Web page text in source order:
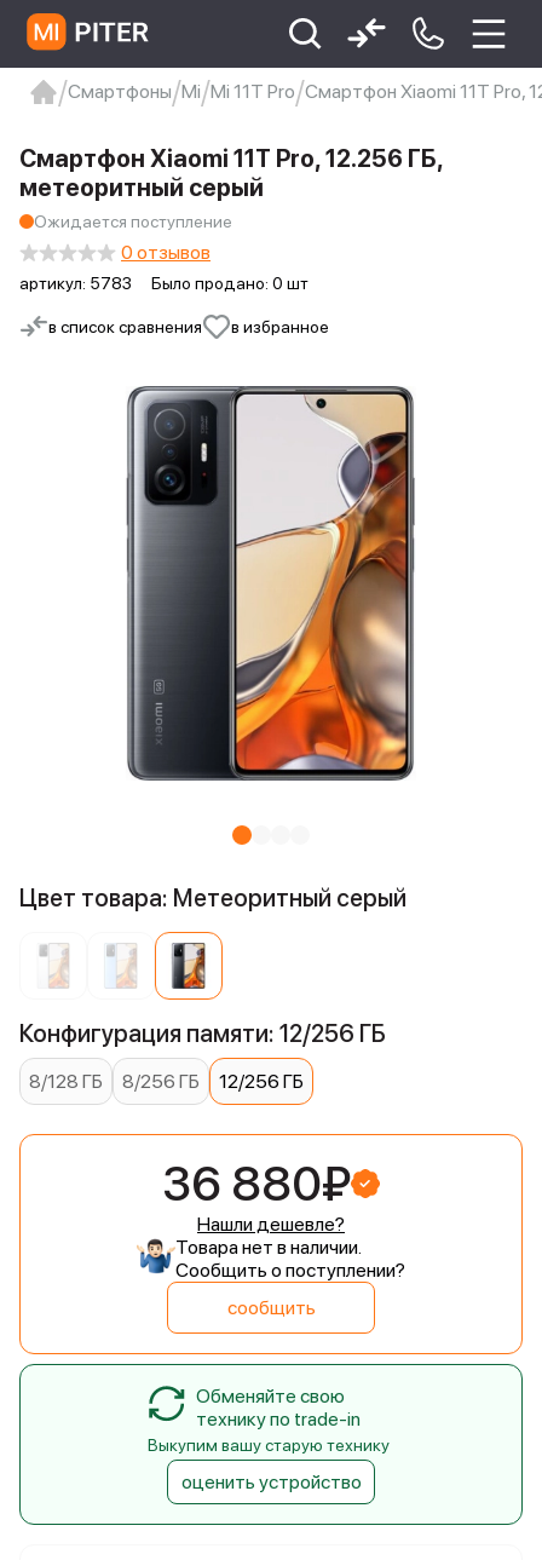
Xiaomi 9 про
xiaomi redmi 12c
Смартфоны Mi Mi 11T Pro Смартфон Xiaomi 11T Pro,
в список сравнения в избранное
Смартфон Xiaomi 11T Pro, 12.256 ГБ,
метеоритный серый
Ожидается поступление
артикул: 5783 Было продано: 0 шт
0 отзывов
Цвет товара: Метеоритный серый
Конфигурация памяти: 12/256 ГБ
8/128 ГБ 8/256 ГБ 12/256 ГБ
36 880₽
Нашли дешевле?
Товара нет в наличии.
Сообщить о поступлении?
сообщить
Обменяйте свою
технику по trade-in
Выкупим вашу старую технику
оценить устройство